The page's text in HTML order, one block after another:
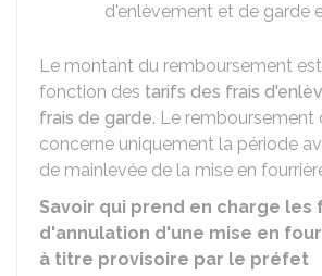
d'enlèvement et de garde
Le montant du remboursement
fonction des tarifs des frais
frais de garde. Le remboursement
concerne uniquement la période
de mainlevée de la mise en
Savoir qui prend en charge les
d'annulation d'une mise en
à titre provisoire par le préfet